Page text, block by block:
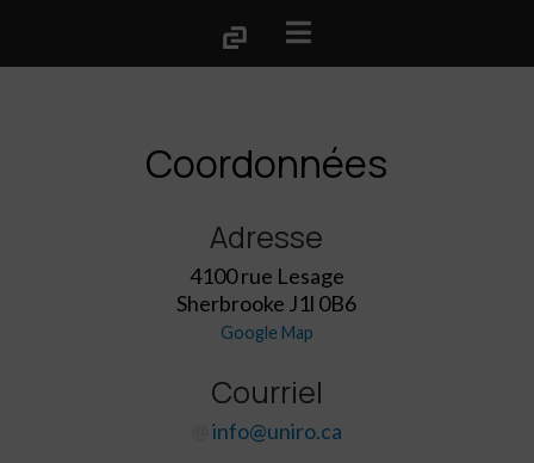
Coordonnées
Adresse
4100 rue Lesage
Sherbrooke J1l 0B6
Google Map
Courriel
info@uniro.ca